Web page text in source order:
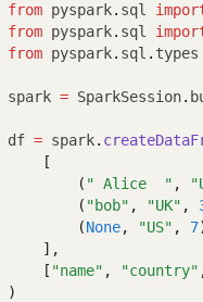
from pyspark. sql
from pyspark. sql
from pyspark. sql . types
spark = SparkSession.
df = spark.
    [
        (
" Alice  " ,
        (
"bob" , "UK" ,
        (
None, "US" , 7
    ],
    [
"name" , "country"
)